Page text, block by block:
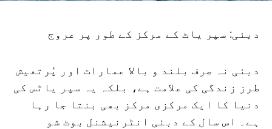
دبئی: سپر یاٹ کے مرکز کے طور پر عروج
دبئی نہ صرف بلند و بالا عمارات اور پُرتعیش
طرز زندگی کی علامت ہے، بلکہ یہ سپر یاٹس کی
دنیا کا ایک مرکزی مرکز بھی بنتا جا رہا
ہے۔ اس سال کے دبئی انٹرنیشنل بوٹ شو